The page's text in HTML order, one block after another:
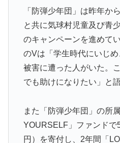
「防弾少年団」は昨年か
と共に気球村児童及び青
のキャンペーンを進めて
のVは「学生時代にいじ
被害に遭った人がいた。
でも助けになりたい」と
また「防弾少年団」の所
YOURSELF」ファンドで
円）を寄付し、2年間「